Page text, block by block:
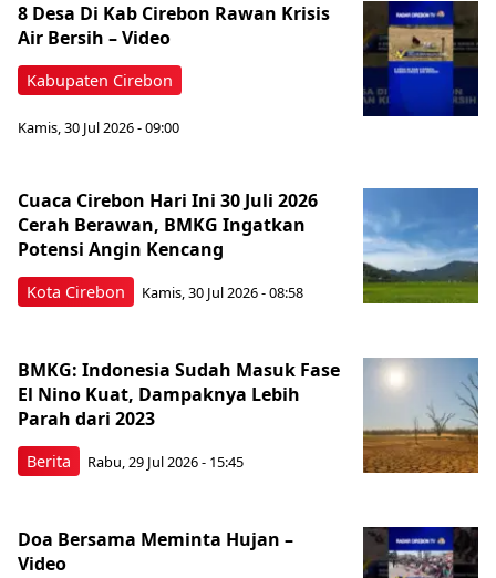
Kabupaten Cirebon
8 Desa Di Kab Cirebon Rawan Krisis
Air Bersih – Video
Kamis, 30 Jul 2026 - 09:00
Kota Cirebon
Cuaca Cirebon Hari Ini 30 Juli 2026
Cerah Berawan, BMKG Ingatkan
Potensi Angin Kencang
Kamis, 30 Jul 2026 - 08:58
Berita
BMKG: Indonesia Sudah Masuk Fase
El Nino Kuat, Dampaknya Lebih
Parah dari 2023
Rabu, 29 Jul 2026 - 15:45
Doa Bersama Meminta Hujan –
Video